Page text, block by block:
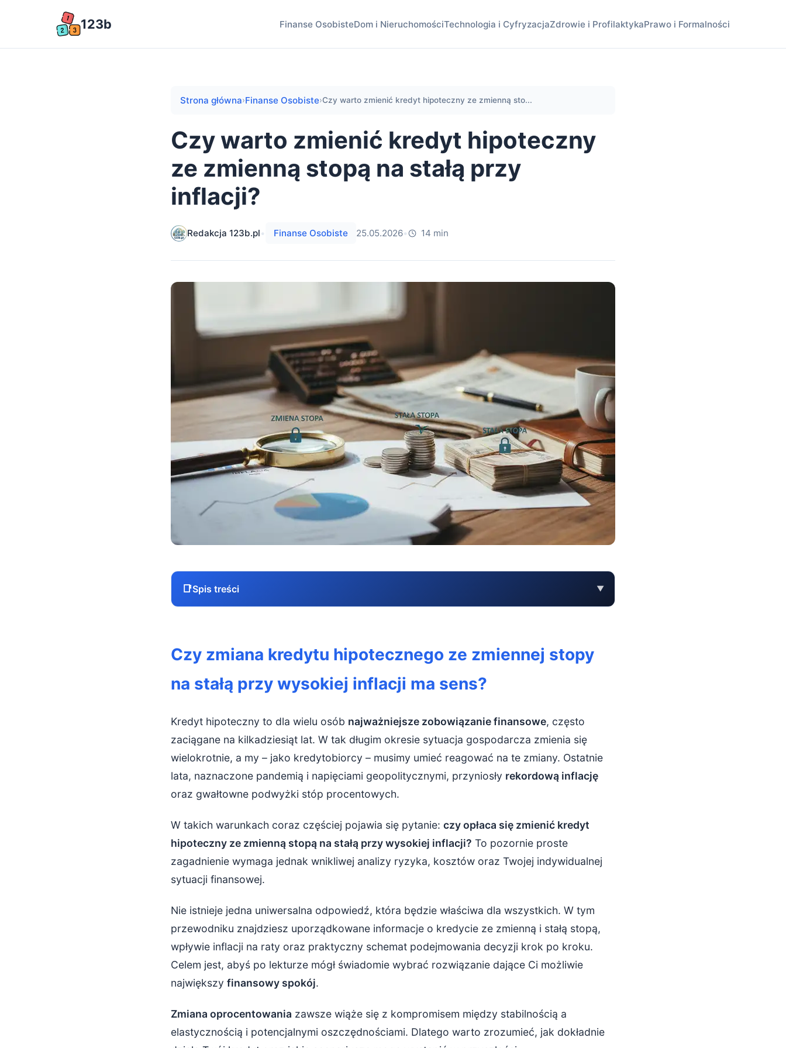
123b Finanse OsobisteDom i NieruchomościTechnologia i CyfryzacjaZdrowie i ProfilaktykaPrawo i Formalności
Strona główna›Finanse Osobiste›Czy warto zmienić kredyt hipoteczny ze zmienną sto...
Czy warto zmienić kredyt hipoteczny
ze zmienną stopą na stałą przy
inflacji?
Redakcja 123b.pl• Finanse Osobiste 25.05.2026• 14 min
📑Spis treści ▼
Podstawy: kredyt ze zmienną a kredyt ze stałą stopą
Kredyt hipoteczny ze zmienną stopą – jak działa?
Dlaczego wysoka inflacja uderza w kredyty ze zmienną stopą?
Mechanizm: od stóp NBP do Twojej raty
Zmiana zmiennej stopy na stałą – argumenty „za”
Ochrona przed dalszym wzrostem stóp
Możliwość „zamrożenia” korzystnego poziomu stopy
Zmiana na stałą stopę – argumenty „przeciw” i pułapki
Wysokość stałej stopy i jej „premia za bezpieczeństwo”
Mniejsza elastyczność i ograniczenie potencjalnych korzyści
Czy zmiana kredytu hipotecznego ze zmiennej stopy
na stałą przy wysokiej inflacji ma sens?
Kredyt hipoteczny to dla wielu osób najważniejsze zobowiązanie finansowe, często
zaciągane na kilkadziesiąt lat. W tak długim okresie sytuacja gospodarcza zmienia się
wielokrotnie, a my – jako kredytobiorcy – musimy umieć reagować na te zmiany. Ostatnie
lata, naznaczone pandemią i napięciami geopolitycznymi, przyniosły rekordową inflację
oraz gwałtowne podwyżki stóp procentowych.
W takich warunkach coraz częściej pojawia się pytanie: czy opłaca się zmienić kredyt
hipoteczny ze zmienną stopą na stałą przy wysokiej inflacji? To pozornie proste
zagadnienie wymaga jednak wnikliwej analizy ryzyka, kosztów oraz Twojej indywidualnej
sytuacji finansowej.
Nie istnieje jedna uniwersalna odpowiedź, która będzie właściwa dla wszystkich. W tym
przewodniku znajdziesz uporządkowane informacje o kredycie ze zmienną i stałą stopą,
wpływie inflacji na raty oraz praktyczny schemat podejmowania decyzji krok po kroku.
Celem jest, abyś po lekturze mógł świadomie wybrać rozwiązanie dające Ci możliwie
największy finansowy spokój.
Zmiana oprocentowania zawsze wiąże się z kompromisem między stabilnością a
elastycznością i potencjalnymi oszczędnościami. Dlatego warto zrozumieć, jak dokładnie